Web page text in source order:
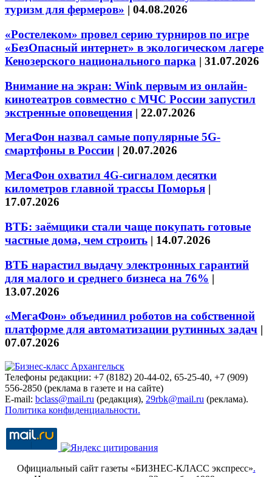
туризм для фермеров» | 04.08.2026
«Ростелеком» провел серию турниров по игре
«БезОпасный интернет» в экологическом лагере
Кенозерского национального парка | 31.07.2026
Внимание на экран: Wink первым из онлайн-
кинотеатров совместно с МЧС России запустил
экстренные оповещения | 22.07.2026
МегаФон назвал самые популярные 5G-
смартфоны в России | 20.07.2026
МегаФон охватил 4G-сигналом десятки
километров главной трассы Поморья |
17.07.2026
ВТБ: заёмщики стали чаще покупать готовые
частные дома, чем строить | 14.07.2026
ВТБ нарастил выдачу электронных гарантий
для малого и среднего бизнеса на 76% |
13.07.2026
«МегаФон» объединил роботов на собственной
платформе для автоматизации рутинных задач |
07.07.2026
Телефоны редакции: +7 (8182) 20-44-02, 65-25-40, +7 (909)
556-2850 (реклама в газете и на сайте)
E-mail: bclass@mail.ru (редакция), 29rbk@mail.ru (реклама).
Политика конфиденциальности.
Официальный сайт газеты «БИЗНЕС-КЛАСС экспресс».